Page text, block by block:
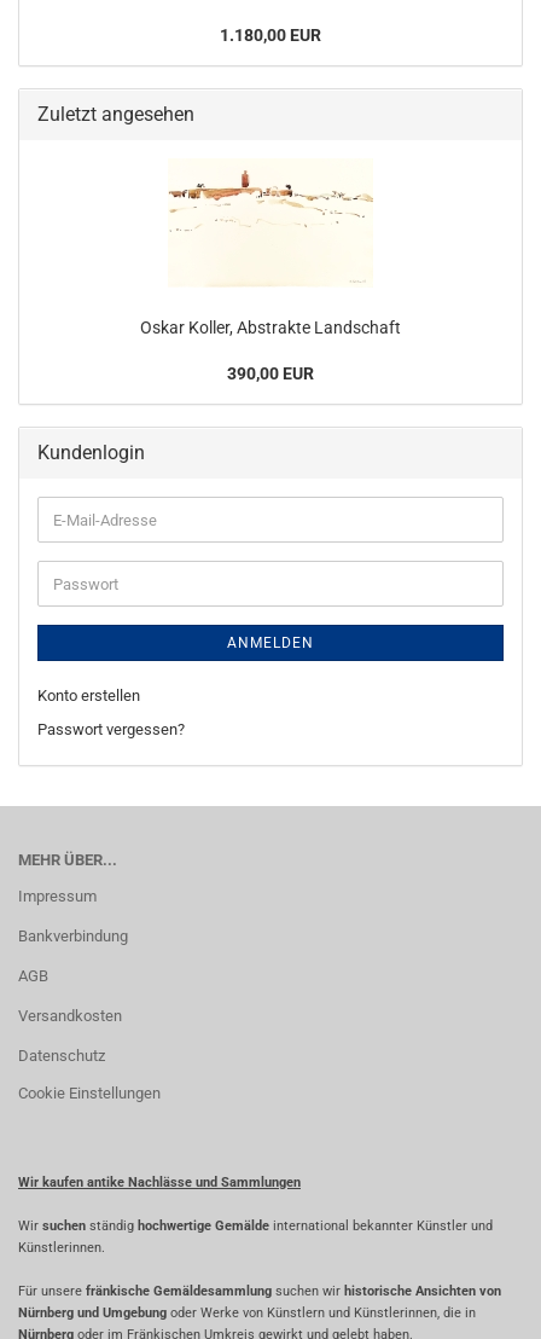
1.180,00 EUR
Zuletzt angesehen
Oskar Koller, Abstrakte Landschaft
390,00 EUR
Kundenlogin
E-
Mail-
Adresse
Passwort
ANMELDEN
Konto erstellen
Passwort vergessen?
MEHR ÜBER...
Impressum
Bankverbindung
AGB
Versandkosten
Datenschutz
Cookie Einstellungen
Wir kaufen antike Nachlässe und Sammlungen
Wir suchen ständig hochwertige Gemälde international bekannter Künstler und
Künstlerinnen.
Für unsere fränkische Gemäldesammlung suchen wir historische Ansichten von
Nürnberg und Umgebung oder Werke von Künstlern und Künstlerinnen, die in
Nürnberg oder im Fränkischen Umkreis gewirkt und gelebt haben.